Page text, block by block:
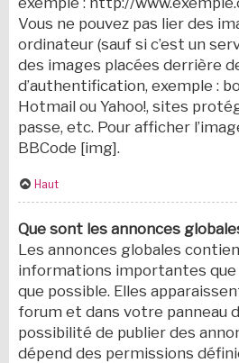
Vous ne pouvez pas lier des
ordinateur (sauf si c’est un
des images placées derrière
d’authentification, exemple :
Hotmail ou Yahoo!, sites
passe, etc. Pour afficher
BBCode [img].
Haut
Que sont les annonces
Les annonces globales
informations importantes que
que possible. Elles
forum et dans votre panneau
possibilité de publier des
dépend des permissions